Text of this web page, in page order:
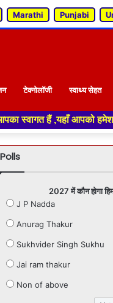
Marathi Punjabi
टेक्नोलॉजी स्वाथ्य सेहत
आपको हमेशा ताजा
Polls
2027 में कौन होगा
J P Nadda
Anurag Thakur
Sukhvider Singh Sukhu
Jai ram thakur
Non of above